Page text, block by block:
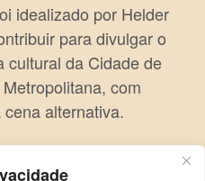
idealizado por Helder
para divulgar o
cultural da Cidade de
com
alternativa.